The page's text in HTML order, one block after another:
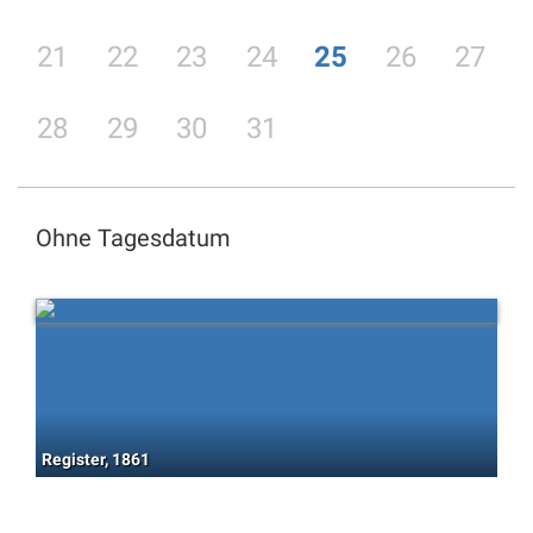
21 22 23 24 25 26 27
28 29 30 31
Ohne Tagesdatum
Register, 1861